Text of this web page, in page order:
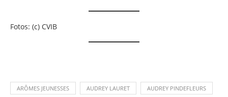
Fotos: (c) CVIB
ARÔMES JEUNESSES AUDREY LAURET AUDREY PINDEFLEURS